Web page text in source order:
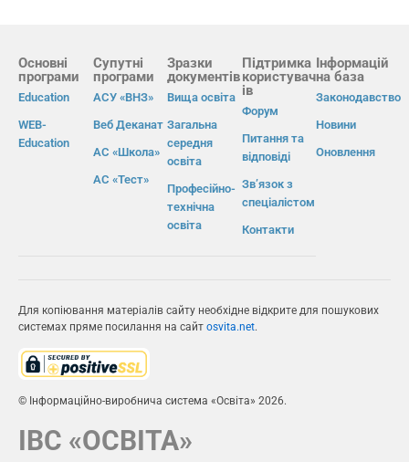
Основні
програми
Education
WEB-
Education
Супутні
програми
АСУ «ВНЗ»
Веб Деканат
АС «Школа»
АС «Тест»
Зразки
документів
Вища освіта
Загальна
середня
освіта
Професійно-
технічна
освіта
Підтримка
користувач
ів
Форум
Питання та
відповіді
Зв’язок з
спеціалістом
Контакти
Інформацій
на база
Законодавство
Новини
Оновлення
Для копіювання матеріалів сайту необхідне відкрите для пошукових
системах пряме посилання на сайт osvita.net.
© Інформаційно-виробнича система «Освіта» 2026.
ІВС «ОСВІТА»